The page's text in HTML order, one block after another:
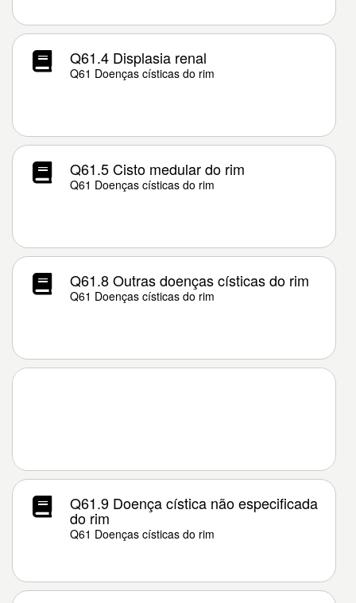
Q61.4 Displasia renal
Q61 Doenças císticas do rim
Q61.5 Cisto medular do rim
Q61 Doenças císticas do rim
Q61.8 Outras doenças císticas do rim
Q61 Doenças císticas do rim
Q61.9 Doença cística não especificada
do rim
Q61 Doenças císticas do rim